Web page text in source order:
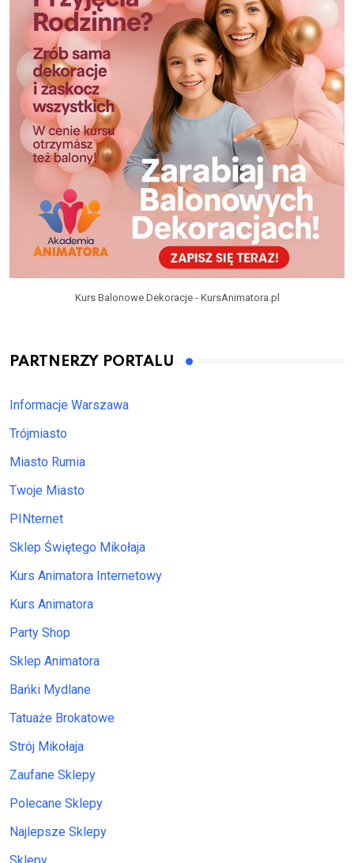
Kurs Balonowe Dekoracje - KursAnimatora.pl
PARTNERZY PORTALU
Informacje Warszawa
Trójmiasto
Miasto Rumia
Twoje Miasto
PINternet
Sklep Świętego Mikołaja
Kurs Animatora Internetowy
Kurs Animatora
Party Shop
Sklep Animatora
Bańki Mydlane
Tatuaże Brokatowe
Strój Mikołaja
Zaufane Sklepy
Polecane Sklepy
Najlepsze Sklepy